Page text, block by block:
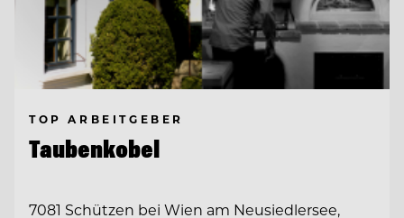
TOP ARBEITGEBER
Taubenkobel
7081 Schützen bei Wien am Neusiedlersee,